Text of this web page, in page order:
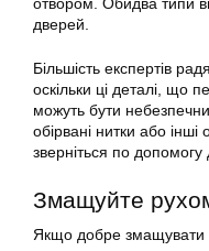
отвором. Обидва типи
дверей.
Більшість експертів
оскільки ці деталі, що
можуть бути
обірвані нитки або
зверніться по допомогу
Змащуйте
Якщо добре змащувати